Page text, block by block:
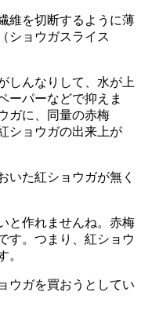
維を切断するように薄
ショウガスライス
しんなりして、水が上
ーパーなどで抑えま
ガに、同量の赤梅
ショウガの出来上が
た紅ショウガが無く
と作れませんね。赤梅
す。つまり、紅ショウ
。
ウガを買おうとしてい